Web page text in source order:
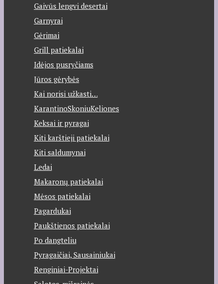
Gaivūs lengvi desertai
Garnyrai
Gėrimai
Grill patiekalai
Idėjos pusryčiams
Jūros gėrybės
Kai norisi užkasti…
KarantinoSkoniuKeliones
Keksai ir pyragai
Kiti karštieji patiekalai
Kiti saldumynai
Ledai
Makaronų patiekalai
Mėsos patiekalai
Pagardukai
Paukštienos patiekalai
Po dangteliu
Pyragaičiai, Sausainiukai
Renginiai-Projektai